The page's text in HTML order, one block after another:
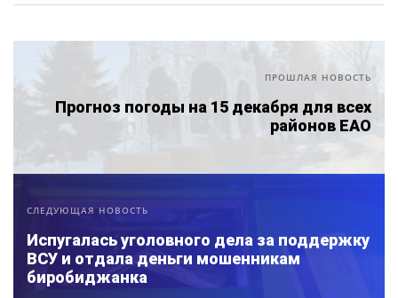
ПРОШЛАЯ НОВОСТЬ
Прогноз погоды на 15 декабря для всех
районов ЕАО
СЛЕДУЮЩАЯ НОВОСТЬ
Испугалась уголовного дела за поддержку
ВСУ и отдала деньги мошенникам
биробиджанка